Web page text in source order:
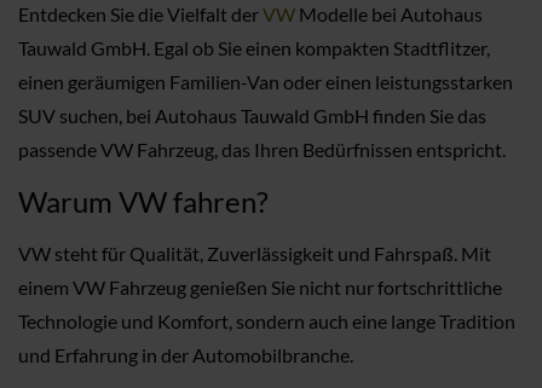
Entdecken Sie die Vielfalt derVW Modelle bei Autohaus
Tauwald GmbH. Egal ob Sie einen kompakten Stadtflitzer,
einen geräumigen Familien-Van oder einen leistungsstarken
SUV suchen, bei Autohaus Tauwald GmbH finden Sie das
passende VW Fahrzeug, das Ihren Bedürfnissen entspricht.
Warum VW fahren?
VW steht für Qualität, Zuverlässigkeit und Fahrspaß. Mit
einem VW Fahrzeug genießen Sie nicht nur fortschrittliche
Technologie und Komfort, sondern auch eine lange Tradition
und Erfahrung in der Automobilbranche.